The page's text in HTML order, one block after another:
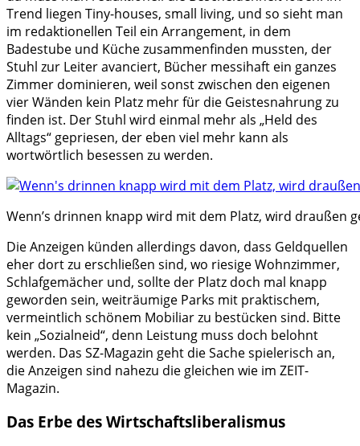
Trend liegen Tiny-houses, small living, und so sieht man
im redaktionellen Teil ein Arrangement, in dem
Badestube und Küche zusammenfinden mussten, der
Stuhl zur Leiter avanciert, Bücher messihaft ein ganzes
Zimmer dominieren, weil sonst zwischen den eigenen
vier Wänden kein Platz mehr für die Geistesnahrung zu
finden ist. Der Stuhl wird einmal mehr als „Held des
Alltags“ gepriesen, der eben viel mehr kann als
wortwörtlich besessen zu werden.
Wenn’s drinnen knapp wird mit dem Platz, wird draußen
Die Anzeigen künden allerdings davon, dass Geldquellen
eher dort zu erschließen sind, wo riesige Wohnzimmer,
Schlafgemächer und, sollte der Platz doch mal knapp
geworden sein, weiträumige Parks mit praktischem,
vermeintlich schönem Mobiliar zu bestücken sind. Bitte
kein „Sozialneid“, denn Leistung muss doch belohnt
werden. Das SZ-Magazin geht die Sache spielerisch an,
die Anzeigen sind nahezu die gleichen wie im ZEIT-
Magazin.
Das Erbe des Wirtschaftsliberalismus